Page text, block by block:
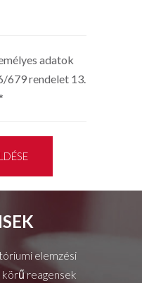
adatok
679 rendelet 13.
elemzési
reagensek